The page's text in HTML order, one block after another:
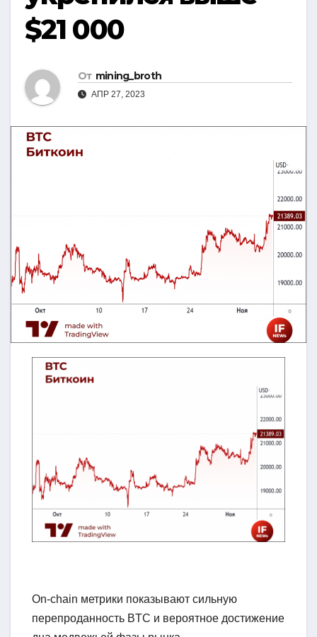
$21 000
От mining_broth
АПР 27, 2023
On-chain метрики показывают сильную
перепроданность BTC и вероятное достижение